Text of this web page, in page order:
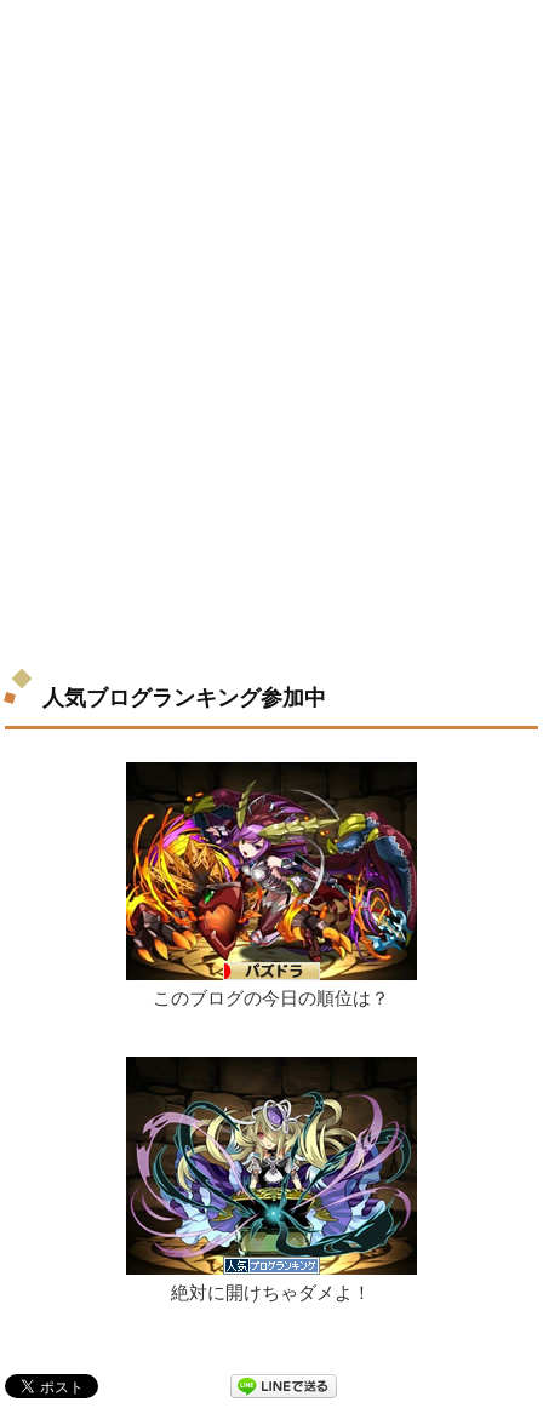
人気ブログランキング参加中
このブログの今日の順位は？
絶対に開けちゃダメよ！